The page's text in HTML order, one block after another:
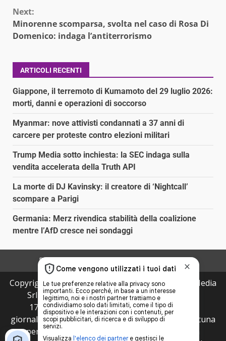
Next:
Minorenne scomparsa, svolta nel caso di Rosa Di
Domenico: indaga l’antiterrorismo
ARTICOLI RECENTI
Giappone, il terremoto di Kumamoto del 29 luglio 2026:
morti, danni e operazioni di soccorso
Myanmar: nove attivisti condannati a 37 anni di
carcere per proteste contro elezioni militari
Trump Media sotto inchiesta: la SEC indaga sulla
vendita accelerata della Truth API
La morte di DJ Kavinsky: il creatore di ‘Nightcall’
scompare a Parigi
Germania: Merz rivendica stabilità della coalizione
mentre l’AfD cresce nei sondaggi
Redazione Disclaimer
Privacy Policy
Copyright © 2026 VelvetNews.it proprietà di Jws Media
Srl - Via Cavour 310 - 00184 Roma (RM) - P.Iva
17132921002 Questo blog non è una testata
giornalistica, in quanto viene aggiornato senza alcuna
periodicità. Non può pertanto considerarsi un